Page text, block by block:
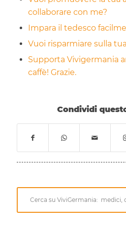
collaborare con me?
Impara il tedesco
Vuoi risparmiare sulla
Supporta Vivigermania
caffè! Grazie.
Condividi